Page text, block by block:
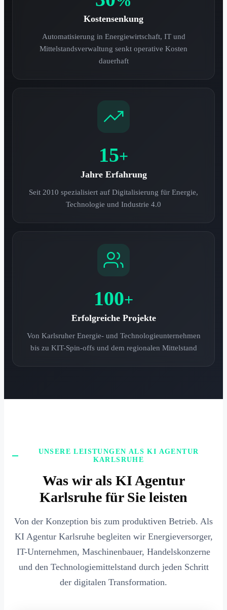
Kostensenkung
Automatisierung in Energiewirtschaft, IT und
Mittelstandsverwaltung senkt operative Kosten
dauerhaft
15+
Jahre Erfahrung
Seit 2010 spezialisiert auf Digitalisierung für Energie,
Technologie und Industrie 4.0
100+
Erfolgreiche Projekte
Von Karlsruher Energie- und Technologieunternehmen
bis zu KIT-Spin-offs und dem regionalen Mittelstand
UNSERE LEISTUNGEN ALS KI AGENTUR
KARLSRUHE
Was wir als KI Agentur
Karlsruhe für Sie leisten
Von der Konzeption bis zum produktiven Betrieb. Als
KI Agentur Karlsruhe begleiten wir Energieversorger,
IT-Unternehmen, Maschinenbauer, Handelskonzerne
und den Technologiemittelstand durch jeden Schritt
der digitalen Transformation.